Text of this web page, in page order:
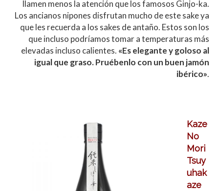
llamen menos la atención que los famosos Ginjo-ka.
Los ancianos nipones disfrutan mucho de este sake ya
que les recuerda a los sakes de antaño. Estos son los
que incluso podríamos tomar a temperaturas más
elevadas incluso calientes. «Es elegante y goloso al
igual que graso. Pruébenlo con un buen jamón
ibérico».
Kaze
No
Mori
Tsuy
uhak
aze